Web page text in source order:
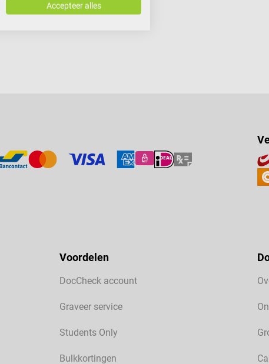
Voordelen
DocCheck account
Graveer service
Students Only
Bulkkortingen
Accepteer alles